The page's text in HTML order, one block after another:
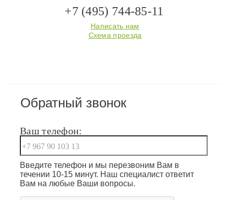
+7 (495) 744-85-11
Написать нам
Схема проезда
Обратный звонок
Ваш телефон:
Введите телефон и мы перезвоним Вам в
течении 10-15 минут. Наш специалист ответит
Вам на любые Ваши вопросы.